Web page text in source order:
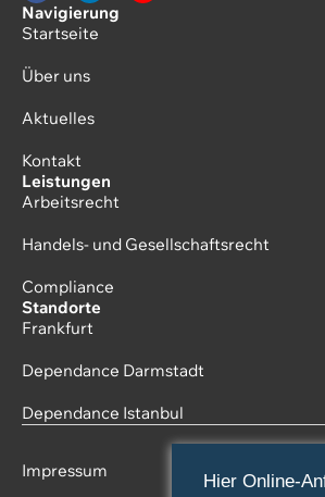
Navigierung
Startseite
Über uns
Aktuelles
Kontakt
Leistungen
Arbeitsrecht
Handels- und Gesellschaftsrecht
Compliance
Standorte
Frankfurt
Dependance Darmstadt
Dependance Istanbul
Impressum
Hier Online-